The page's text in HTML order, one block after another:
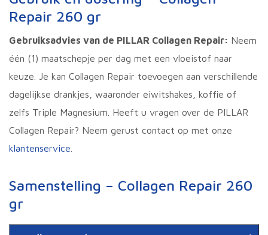
Repair 260 gr
Gebruiksadvies van de PILLAR Collagen Repair: Neem
één (1) maatschepje per dag met een vloeistof naar
keuze. Je kan Collagen Repair toevoegen aan verschillende
dagelijkse drankjes, waaronder eiwitshakes, koffie of
zelfs Triple Magnesium. Heeft u vragen over de PILLAR
Collagen Repair? Neem gerust contact op met onze
klantenservice
Samenstelling – Collagen Repair 260
gr